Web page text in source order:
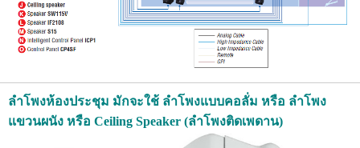
ลำโพงห้องประชุม มักจะใช้ ลำโพงแบบคอลั่ม หรือ ลำโพง
แขวนผนัง หรือ Ceiling Speaker (ลำโพงติดเพดาน)